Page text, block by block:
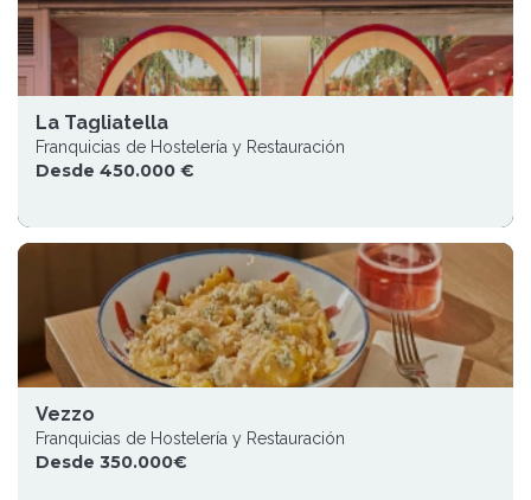
La Tagliatella
Franquicias de Hostelería y Restauración
Desde 450.000 €
Vezzo
Franquicias de Hostelería y Restauración
Desde 350.000€